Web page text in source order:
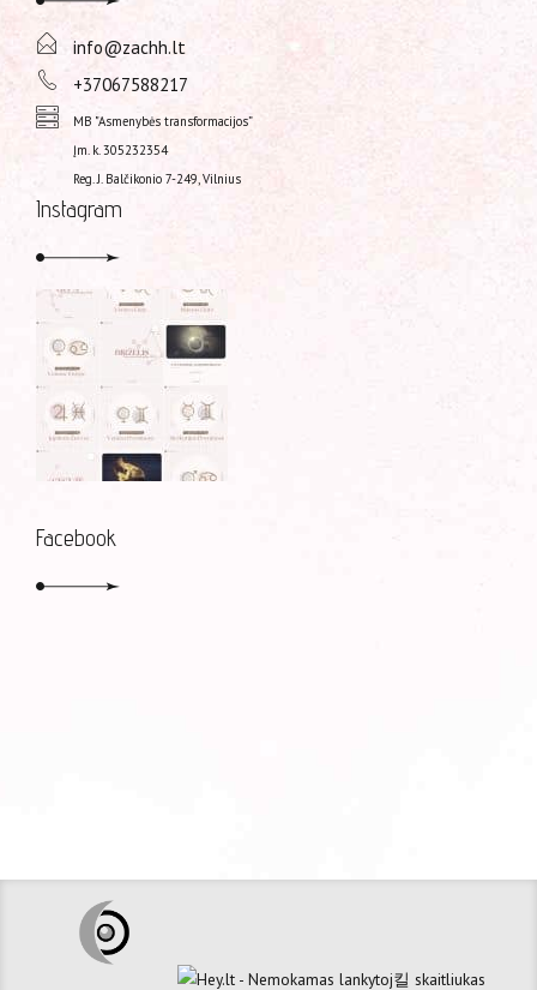
info@zachh.lt
+37067588217
MB "Asmenybės transformacijos”
Įm. k. 305232354
Reg. J. Balčikonio 7-249, Vilnius
Instagram
Facebook